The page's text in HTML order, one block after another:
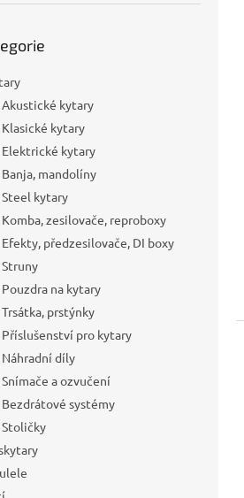
Akustické kytary
Klasické kytary
Elektrické kytary
Banja, mandolíny
Steel kytary
Komba, zesilovače, reproboxy
Efekty, předzesilovače, DI boxy
Struny
Pouzdra na kytary
Trsátka, prstýnky
Příslušenství pro kytary
Náhradní díly
Snímače a ozvučení
Bezdrátové systémy
Stoličky